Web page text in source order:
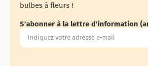
bulbes à fleurs !
S'abonner à la lettre d'information